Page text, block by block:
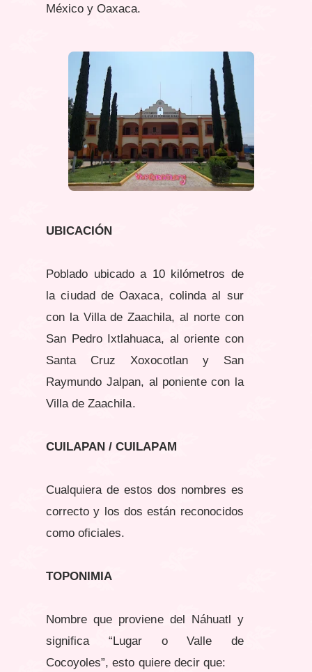
México y Oaxaca.
UBICACIÓN
Poblado ubicado a 10 kilómetros de
la ciudad de Oaxaca, colinda al sur
con la Villa de Zaachila, al norte con
San Pedro Ixtlahuaca, al oriente con
Santa Cruz Xoxocotlan y San
Raymundo Jalpan, al poniente con la
Villa de Zaachila.
CUILAPAN / CUILAPAM
Cualquiera de estos dos nombres es
correcto y los dos están reconocidos
como oficiales.
TOPONIMIA
Nombre que proviene del Náhuatl y
significa “Lugar o Valle de
Cocoyoles”, esto quiere decir que: